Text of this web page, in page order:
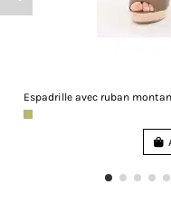
Espadrille avec ruban